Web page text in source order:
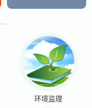
环境监理